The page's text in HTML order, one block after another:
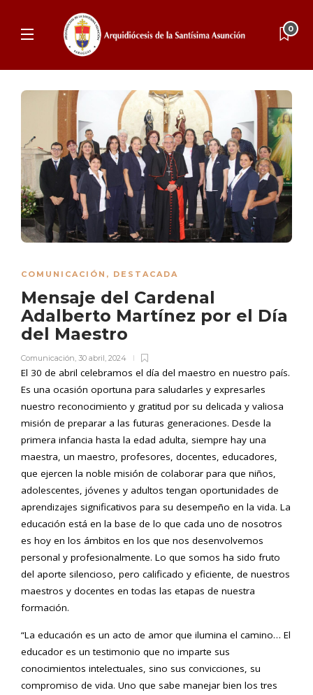
0
COMUNICACIÓN , DESTACADA
Mensaje del Cardenal
Adalberto Martínez por el Día
del Maestro
Comunicación, 30 abril, 2024
El 30 de abril celebramos el día del maestro en nuestro país.
Es una ocasión oportuna para saludarles y expresarles
nuestro reconocimiento y gratitud por su delicada y valiosa
misión de preparar a las futuras generaciones. Desde la
primera infancia hasta la edad adulta, siempre hay una
maestra, un maestro, profesores, docentes, educadores,
que ejercen la noble misión de colaborar para que niños,
adolescentes, jóvenes y adultos tengan oportunidades de
aprendizajes significativos para su desempeño en la vida. La
educación está en la base de lo que cada uno de nosotros
es hoy en los ámbitos en los que nos desenvolvemos
personal y profesionalmente. Lo que somos ha sido fruto
del aporte silencioso, pero calificado y eficiente, de nuestros
maestros y docentes en todas las etapas de nuestra
formación.
“La educación es un acto de amor que ilumina el camino… El
educador es un testimonio que no imparte sus
conocimientos intelectuales, sino sus convicciones, su
compromiso de vida. Uno que sabe manejar bien los tres